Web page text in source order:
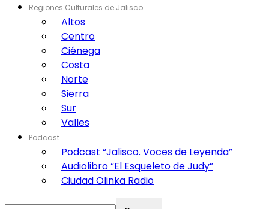
Regiones Culturales de Jalisco
Altos
Centro
Ciénega
Costa
Norte
Sierra
Sur
Valles
Podcast
Podcast “Jalisco. Voces de Leyenda”
Audiolibro “El Esqueleto de Judy”
Ciudad Olinka Radio